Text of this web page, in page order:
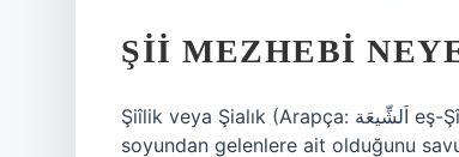
ŞII MEZHEBI
Şiîlik veya Şialık (Arapça: اَلشِّيعَة eş-Şîâ, Farsça: شِیعَه Şîa), devlet yönetiminin Muhammed Ali ve
soyundan gelenlere ait olduğunu